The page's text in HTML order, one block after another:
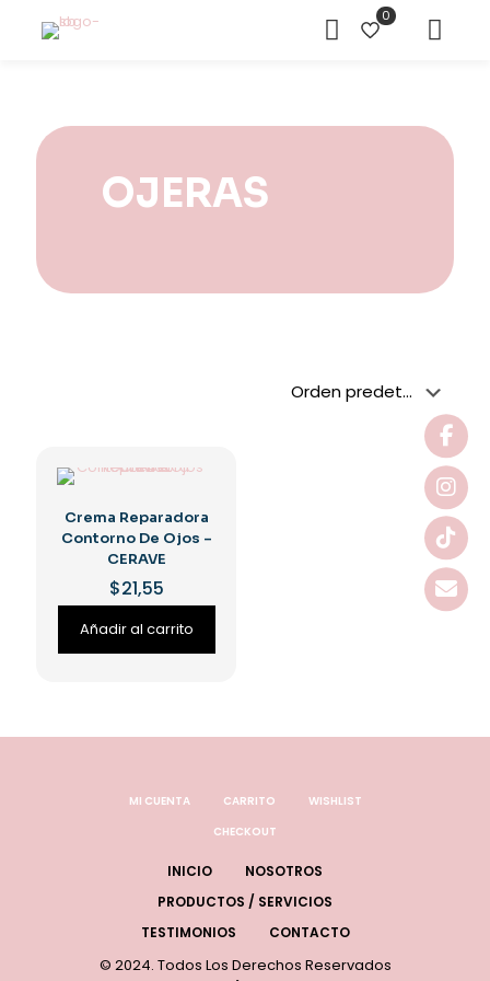
0
OJERAS
Crema Reparadora
Contorno De Ojos –
CERAVE
$21,55
Añadir al carrito
MI CUENTA CARRITO
WISHLIST
CHECKOUT
INICIO
NOSOTROS
PRODUCTOS / SERVICIOS
TESTIMONIOS
CONTACTO
© 2024. Todos Los Derechos Reservados